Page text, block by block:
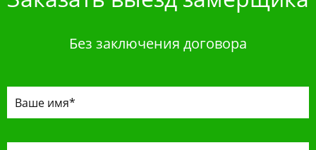
Без заключения договора